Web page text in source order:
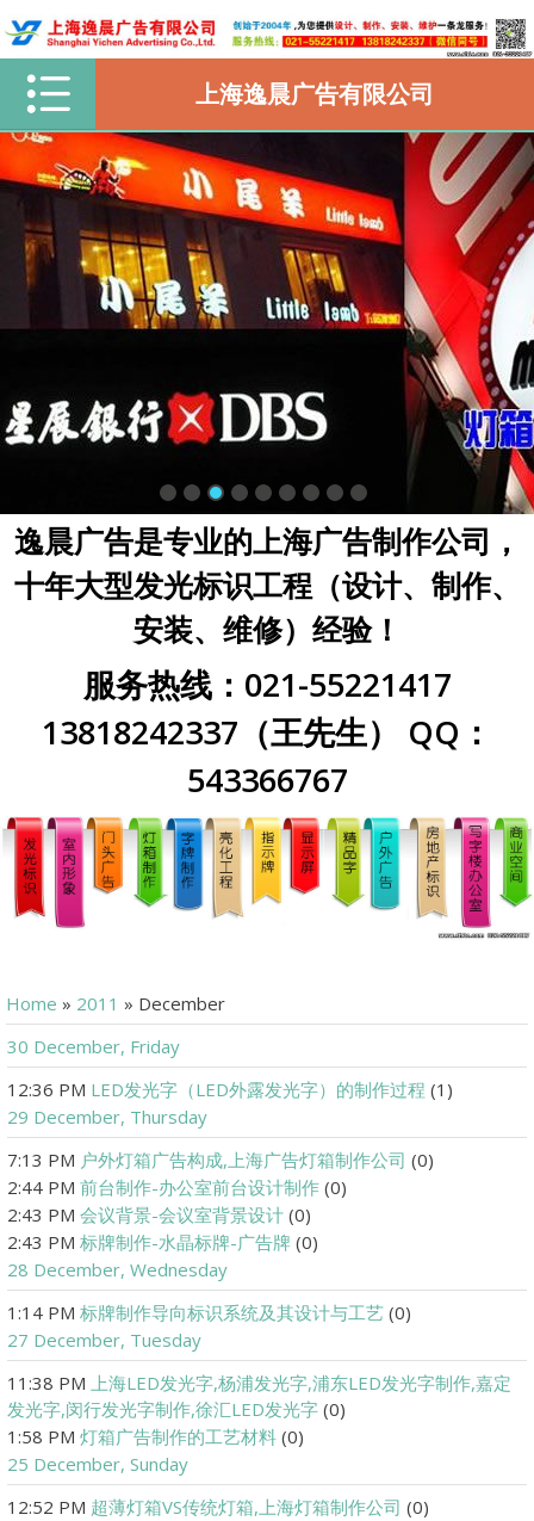
上海逸晨广告有限公司
逸晨广告是专业的上海广告制作公司，
十年大型发光标识工程（设计、制作、
安装、维修）经验！
服务热线：021-55221417
13818242337（王先生） QQ：
543366767
Home » 2011 » December
30 December, Friday
12:36 PM LED发光字（LED外露发光字）的制作过程 (1)
29 December, Thursday
7:13 PM 户外灯箱广告构成,上海广告灯箱制作公司 (0)
2:44 PM 前台制作-办公室前台设计制作 (0)
2:43 PM 会议背景-会议室背景设计 (0)
2:43 PM 标牌制作-水晶标牌-广告牌 (0)
28 December, Wednesday
1:14 PM 标牌制作导向标识系统及其设计与工艺 (0)
27 December, Tuesday
11:38 PM 上海LED发光字,杨浦发光字,浦东LED发光字制作,嘉定
发光字,闵行发光字制作,徐汇LED发光字 (0)
1:58 PM 灯箱广告制作的工艺材料 (0)
25 December, Sunday
12:52 PM 超薄灯箱VS传统灯箱,上海灯箱制作公司 (0)